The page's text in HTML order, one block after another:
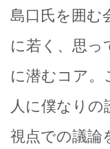
島口氏を囲む
に若く、思
に潜むコア。
人に僕なり
視点での議論